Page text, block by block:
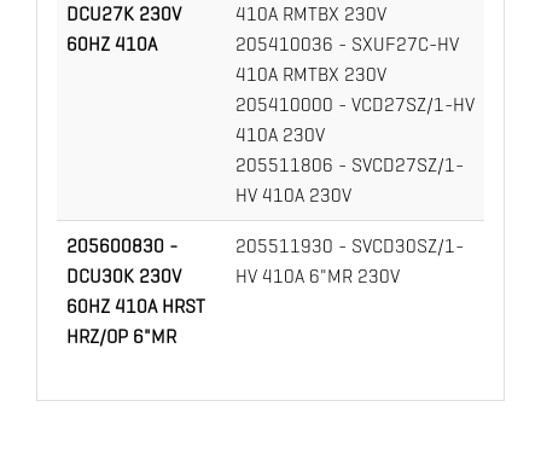
DCU27K 230V
60HZ 410A
410A RMTBX 230V
205410036 - SXUF27C-HV
410A RMTBX 230V
205410000 - VCD27SZ/1-HV
410A 230V
205511806 - SVCD27SZ/1-
HV 410A 230V
205600830 -
DCU30K 230V
60HZ 410A HRST
HRZ/OP 6"MR
205511930 - SVCD30SZ/1-
HV 410A 6"MR 230V